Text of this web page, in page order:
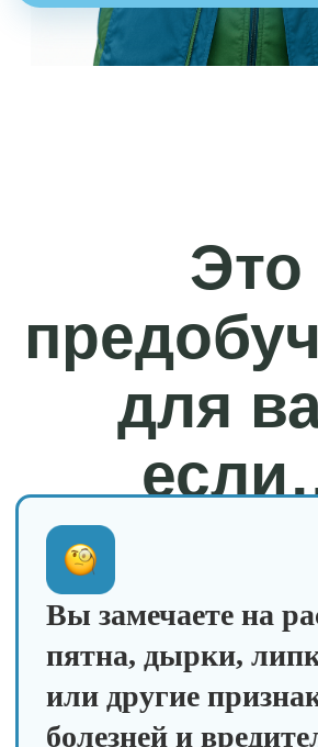
пятна, дырки, липкий налёт
или другие признаки
болезней и вредителей
Не понимаете, почему
возвращаются год за годом
обработки, но эффекта нет
или он временный
Хотите разобраться в
причинах, а не просто